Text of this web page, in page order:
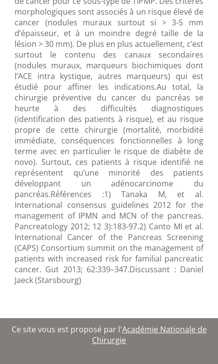
morphologiques sont associés à un risque élevé de
cancer (nodules muraux surtout si > 3-5 mm
d’épaisseur, et à un moindre degré taille de la
lésion > 30 mm). De plus en plus actuellement, c’est
surtout le contenu des canaux secondaires
(nodules muraux, marqueurs biochimiques dont
l’ACE intra kystique, autres marqueurs) qui est
étudié pour affiner les indications.Au total, la
chirurgie préventive du cancer du pancréas se
heurte à des difficultés diagnostiques
(identification des patients à risque), et au risque
propre de cette chirurgie (mortalité, morbidité
immédiate, conséquences fonctionnelles à long
terme avec en particulier le risque de diabète de
novo). Surtout, ces patients à risque identifié ne
représentent qu’une minorité des patients
développant un adénocarcinome du
pancréas.Références :1) Tanaka M, et al.
International consensus guidelines 2012 for the
management of IPMN and MCN of the pancreas.
Pancreatology 2012; 12 3):183-97.2) Canto MI et al.
International Cancer of the Pancreas Screening
(CAPS) Consortium summit on the management of
patients with increased risk for familial pancreatic
cancer. Gut 2013; 62:339–347.Discussant : Daniel
Jaeck (Starsbourg)
Ce site vous est proposé par l'Académie Nationale de
Chirurgie